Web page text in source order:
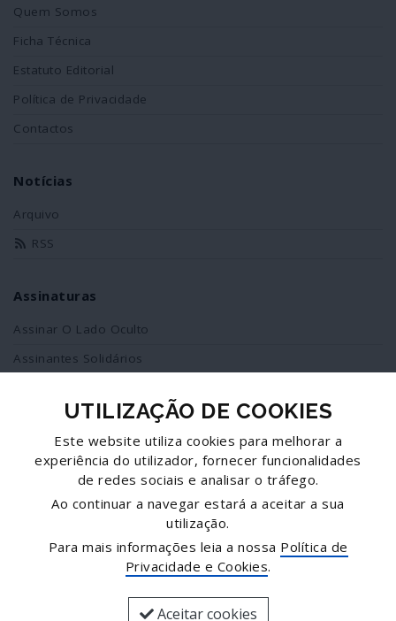
Quem Somos
Ficha Técnica
Estatuto Editorial
Política de Privacidade
Contactos
Notícias
Arquivo
RSS
Assinaturas
Assinar O Lado Oculto
Assinantes Solidários
Redes Sociais
Siga-nos no facebook
Twitter
UTILIZAÇÃO DE COOKIES
Este website utiliza cookies para melhorar a
experiência do utilizador, fornecer funcionalidades
de redes sociais e analisar o tráfego.
Ao continuar a navegar estará a aceitar a sua
utilização.
Para mais informações leia a nossa Política de
Privacidade e Cookies.
Aceitar cookies